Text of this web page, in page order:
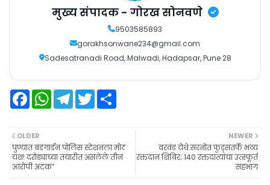
मुख्य संपादक - गोरख सोनवणे
9503585893
gorakhsonwane234@gmail.com
Sadesatranadi Road, Malwadi, Hadapsar, Pune 28
F
a
b
o
o
k
W
A
p
p
T
e
r
a
m
T
w
e
r
NEWER
वरवंड येथे सरनोत फुड्सतर्फे भव्य
रक्तदान शिबिर; 140 रक्तदात्यांचा उत्स्फूर्त
सहभाग
OLDER
पुण्यात बंडगार्डन पोलिस स्टेशनला मोठ
यश! दरोड्याच्या तयारीत असलेले तीन
आरोपी अटक”